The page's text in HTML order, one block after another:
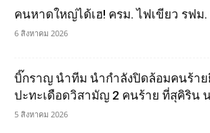
คนหาดใหญ่ได้เฮ! ครม. ไฟเขียว รฟม.
6 สิงหาคม 2026
บิ๊กราญ นำทีม นำกำลังปิดล้อมคนร้าย
ปะทะเดือดวิสามัญ 2 คนร้าย ที่สุคิริน
5 สิงหาคม 2026